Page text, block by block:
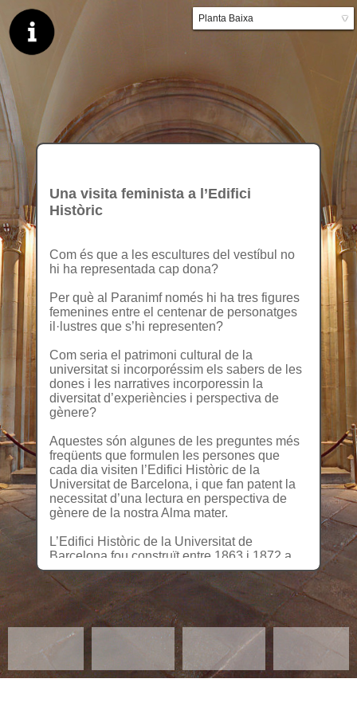
Una visita feminista a l’Edifici
Històric
Com és que a les escultures del vestíbul no
hi ha representada cap dona?
Per què al Paranimf només hi ha tres figures
femenines entre el centenar de personatges
il·lustres que s’hi representen?
Com seria el patrimoni cultural de la
universitat si incorporéssim els sabers de les
dones i les narratives incorporessin la
diversitat d’experiències i perspectiva de
gènere?
Aquestes són algunes de les preguntes més
freqüents que formulen les persones que
cada dia visiten l’Edifici Històric de la
Universitat de Barcelona, i que fan patent la
necessitat d’una lectura en perspectiva de
gènere de la nostra Alma mater.
L’Edifici Històric de la Universitat de
Barcelona fou construït entre 1863 i 1872 a
l’actual plaça de la Universitat. Acabada
l’arquitectura, s’iniciaren els grans programes
decoratius destinats a vestir la nova
construcció, que no es completarien fins a
l’any 1885 amb la finalització del Paranimf.
La imatge de la nova Universitat volia
destacar les ciències i les humanitats que hi
havien de florir, prenent un denominador
▼
Planta Baixa
Planta primera